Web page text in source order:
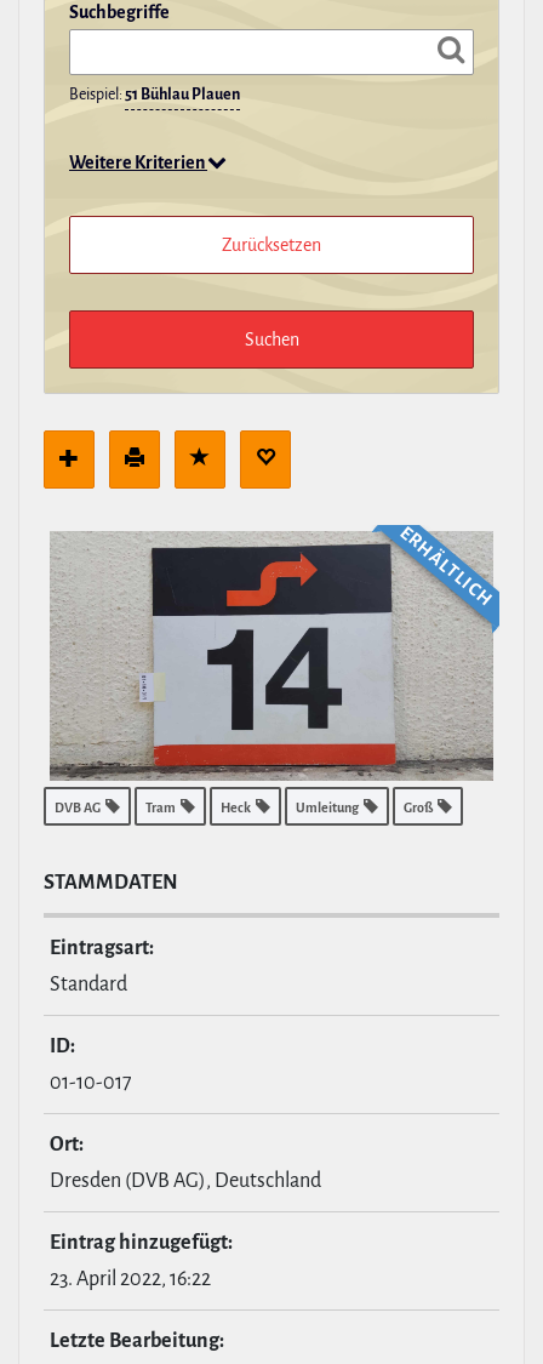
Such­be­griffe
Beispiel: 51 Bühlau Plauen
Weitere Kriterien
ERHÄLT­LICH
DVB AG Tram Heck Umleitung Groß
STAMM­DATEN
Ein­tragsart:
Standard
ID:
01-10-017
Ort:
Dresden (DVB AG), Deutschland
Eintrag hin­zu­ge­fügt:
23. April 2022, 16:22
Letzte Bear­bei­tung: